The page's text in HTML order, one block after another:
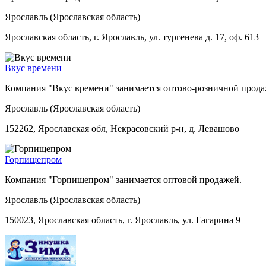
Ярославль (Ярославская область)
Ярославская область, г. Ярославль, ул. тургенева д. 17, оф. 613
Вкус времени
Компания "Вкус времени" занимается оптово-розничной
Ярославль (Ярославская область)
152262, Ярославская обл, Некрасовский р-н, д. Левашово
Горпищепром
Компания "Горпищепром" занимается оптовой продажей.
Ярославль (Ярославская область)
150023, Ярославская область, г. Ярославль, ул. Гагарина 9